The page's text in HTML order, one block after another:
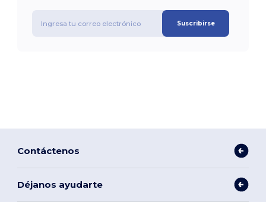
Suscribirse
Contáctenos
Déjanos ayudarte